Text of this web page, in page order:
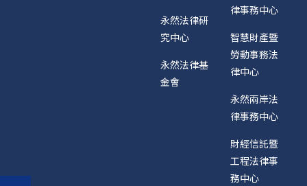
永然法律研
究中心
永然法律基
金會
律事務中心
智慧財產暨
勞動事務法
律中心
永然兩岸法
律事務中心
財經信託暨
工程法律事
務中心